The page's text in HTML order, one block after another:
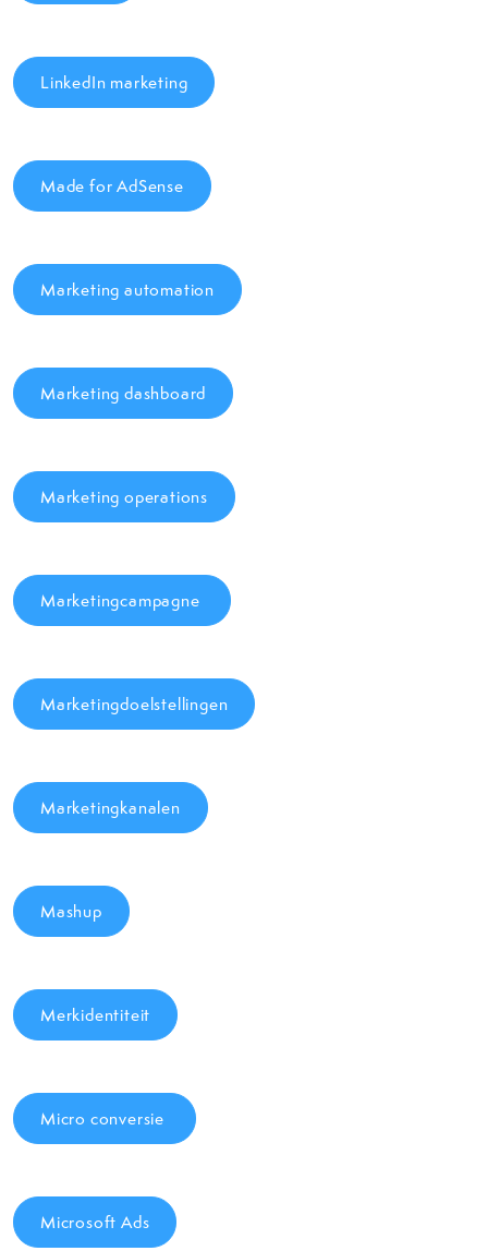
LinkedIn marketing
Made for AdSense
Marketing automation
Marketing dashboard
Marketing operations
Marketingcampagne
Marketingdoelstellingen
Marketingkanalen
Mashup
Merkidentiteit
Micro conversie
Microsoft Ads